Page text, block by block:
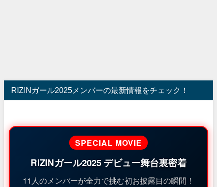
RIZINガール2025メンバーの最新情報をチェック！
SPECIAL MOVIE
RIZINガール2025 デビュー舞台裏密着
11人のメンバーが全力で挑む初お披露目の瞬間！